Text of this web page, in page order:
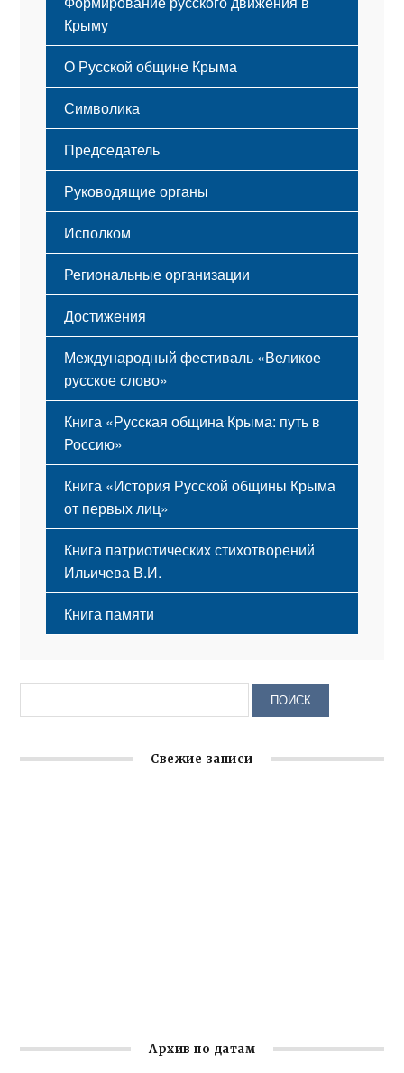
Крыму
Русский Крым
О Русской общине Крыма
Этапы становления
Принципы деятельности
Структура
Мероприятия
Символика
Флаг
Герб
Гимн
Председатель
Руководящие органы
Исполком
Региональные организации
Достижения
Международный фестиваль «Великое
русское слово»
Книга «Русская община Крыма: путь в
Россию»
Книга «История Русской общины Крыма
от первых лиц»
Книга патриотических стихотворений
Ильичева В.И.
Книга памяти
Свежие записи
Архив по датам